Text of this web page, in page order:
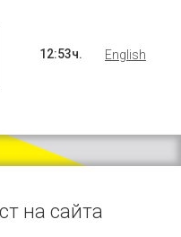
12:53ч. English
на сайта